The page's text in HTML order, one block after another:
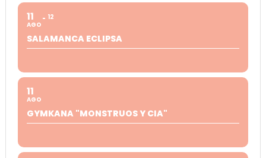
11
AGO
12
SALAMANCA ECLIPSA
11
AGO
GYMKANA "MONSTRUOS Y CIA"